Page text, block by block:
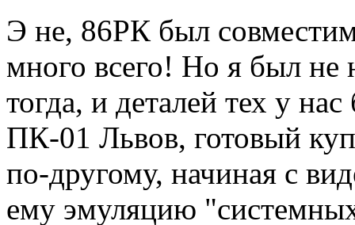
Э не, 86РК был
много всего! Но я был не
тогда, и деталей тех у
ПК-01 Львов, готовый
по-другому, начиная с
ему эмуляцию